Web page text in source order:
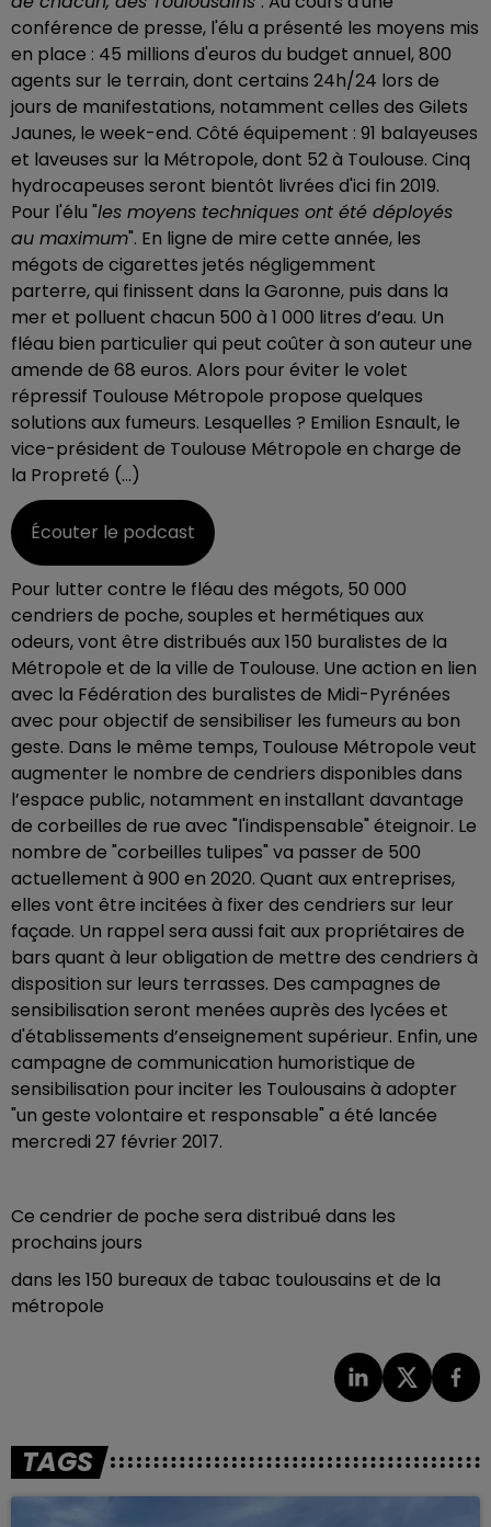
conférence de presse, l'élu a présenté les moyens mis
en place : 45 millions d'euros du budget annuel, 800
agents sur le terrain, dont certains 24h/24 lors de
jours de manifestations, notamment celles des Gilets
Jaunes, le week-end. Côté équipement : 91 balayeuses
et laveuses sur la Métropole, dont 52 à Toulouse. Cinq
hydrocapeuses seront bientôt livrées d'ici fin 2019.
Pour l'élu "les moyens techniques ont été déployés
au maximum". En ligne de mire cette année, les
mégots de cigarettes jetés négligemment
parterre,qui finissent dans la Garonne, puis dans la
mer et polluent chacun 500 à 1 000 litres d’eau. Un
fléau bien particulier qui peut coûter à son auteur une
amende de 68 euros. Alors pour éviter le volet
répressif Toulouse Métropole propose quelques
solutions aux fumeurs. Lesquelles ? Emilion Esnault, le
vice-président de Toulouse Métropole en charge de
la Propreté (...)
Écouter le podcast
Pour lutter contre le fléau des mégots, 50 000
cendriers de poche, souples et hermétiques aux
odeurs, vont être distribués aux 150 buralistes de la
Métropole et de la ville de Toulouse. Une action en lien
avec la Fédération des buralistes de Midi-Pyrénées
avec pour objectif de sensibiliser les fumeurs au bon
geste. Dans le même temps, Toulouse Métropole veut
augmenter le nombre de cendriers disponibles dans
l’espace public, notamment en installant davantage
de corbeilles de rue avec "l'indispensable" éteignoir. Le
nombre de "corbeilles tulipes" va passer de 500
actuellement à 900 en 2020. Quant aux entreprises,
elles vont être incitées à fixer des cendriers sur leur
façade. Un rappel sera aussi fait aux propriétaires de
bars quant à leur obligation de mettre des cendriers à
disposition sur leurs terrasses. Des campagnes de
sensibilisation seront menées auprès des lycées et
d'établissements d’enseignement supérieur. Enfin, une
campagne de communication humoristique de
sensibilisation pour inciter les Toulousains à adopter
"un geste volontaire et responsable" a été lancée
mercredi 27 février 2017.
Ce cendrier de poche sera distribué dans les
prochains jours
dans les 150 bureaux de tabac toulousains et de la
métropole
TAGS